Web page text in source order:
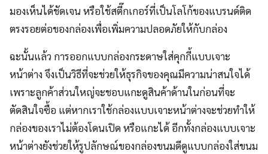
มองเห็นได้ชัดเจน หรือใช้สตี๊กเกอร์ที่เป็นโลโก้ของแบรนด์ติด
ตรงรอยต่อของกล่องเพื่อเพิ่มความปลอดภัยให้กับกล่อง
ฉะนั้นแล้ว การออกแบบกล่องกระดาษใส่คุกกี้แบบเจาะ
หน้าต่าง จึงเป็นวิธีที่จะช่วยให้ธุรกิจของคุณมีความน่าสนใจได้
เพราะลูกค้าส่วนใหญ่จะชอบแกะดูสินค้าด้านในก่อนที่จะ
ตัดสินใจซื้อ แต่หากเราใช้กล่องแบบเจาะหน้าต่างจะช่วยทำให้
กล่องของเราไม่ต้องโดนเปิด หรือแกะได้ อีกทั้งกล่องแบบเจาะ
หน้าต่างยังช่วยให้รูปลักษณ์ของกล่องขนมดีดูแบบกล่องใส่ขนม